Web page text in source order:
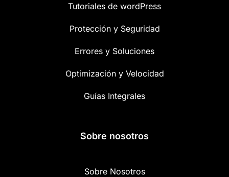
Tutoriales de wordPress
Protección y Seguridad
Errores y Soluciones
Optimización y Velocidad
Guías Integrales
Sobre nosotros
Sobre Nosotros